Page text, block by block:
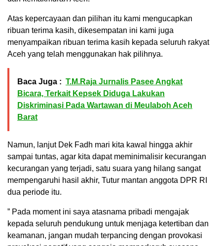
Atas kepercayaan dan pilihan itu kami mengucapkan
ribuan terima kasih, dikesempatan ini kami juga
menyampaikan ribuan terima kasih kepada seluruh rakyat
Aceh yang telah menggunakan hak pilihnya.
Baca Juga : T.M.Raja Jurnalis Pasee Angkat
Bicara, Terkait Kepsek Diduga Lakukan
Diskriminasi Pada Wartawan di Meulaboh Aceh
Barat
Namun, lanjut Dek Fadh mari kita kawal hingga akhir
sampai tuntas, agar kita dapat meminimalisir kecurangan
kecurangan yang terjadi, satu suara yang hilang sangat
mempengaruhi hasil akhir, Tutur mantan anggota DPR RI
dua periode itu.
” Pada moment ini saya atasnama pribadi mengajak
kepada seluruh pendukung untuk menjaga ketertiban dan
keamanan, jangan mudah terpancing dengan provokasi